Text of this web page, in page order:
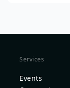
Services
Events